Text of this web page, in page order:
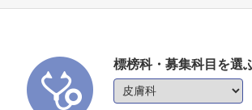
標榜科・募集科目を選